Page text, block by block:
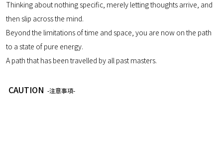
Thinking about nothing specific, merely letting thoughts arrive, and
then slip across the mind.
Beyond the limitations of time and space, you are now on the path
to a state of pure energy.
A path that has been travelled by all past masters.
CAUTION -注意事項-